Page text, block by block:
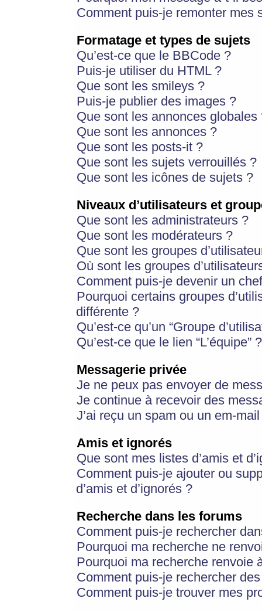
Comment puis-je remonter mes
Formatage et types de sujets
Qu’est-ce que le BBCode ?
Puis-je utiliser du HTML ?
Que sont les smileys ?
Puis-je publier des images ?
Que sont les annonces globales
Que sont les annonces ?
Que sont les posts-it ?
Que sont les sujets verrouillés ?
Que sont les icônes de sujets ?
Niveaux d’utilisateurs et
Que sont les administrateurs ?
Que sont les modérateurs ?
Que sont les groupes
Où sont les groupes
Comment puis-je devenir un
Pourquoi certains groupes
différente ?
Qu’est-ce qu’un “Groupe
Qu’est-ce que le lien “L’équipe” ?
Messagerie privée
Je ne peux pas envoyer de
Je continue à recevoir des
J’ai reçu un spam ou un em-
Amis et ignorés
Que sont mes listes d’amis et
Comment puis-je ajouter ou
d’amis et d’ignorés ?
Recherche dans les forums
Comment puis-je rechercher
Pourquoi ma recherche ne
Pourquoi ma recherche renvoie
Comment puis-je rechercher
Comment puis-je trouver mes